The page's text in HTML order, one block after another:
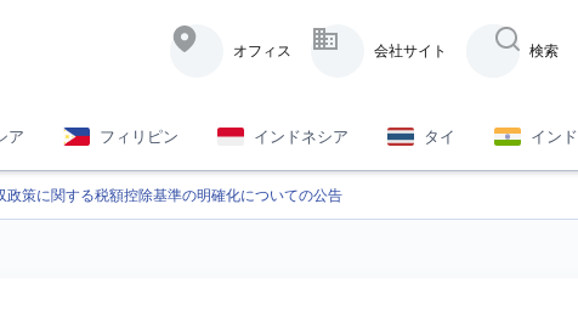
オフィス
会社サイト 検索
ア フィリピン インドネシア タイ インド
策に関する税額控除基準の明確化についての公告